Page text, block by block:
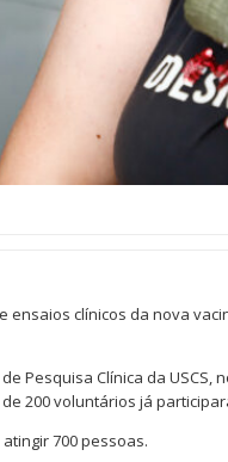
ensaios clínicos da nova
Pesquisa Clínica da USCS,
200 voluntários já
700 pessoas.